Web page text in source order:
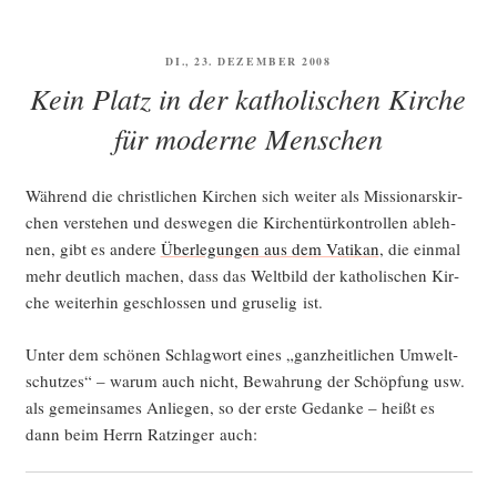
VERÖFFENTLICHT
DI., 23. DEZEMBER 2008
Kein Platz in der katholischen Kirche
für moderne Menschen
Wäh­rend die christ­li­chen Kir­chen sich wei­ter als Mis­sio­nars­kir­
chen ver­ste­hen und des­we­gen die Kir­chen­tür­kon­trol­len ableh­
nen, gibt es ande­re Über­le­gun­gen aus dem Vati­kan, die ein­mal
mehr deut­lich machen, dass das Welt­bild der katho­li­schen Kir­
che wei­ter­hin geschlos­sen und gru­se­lig ist.
Unter dem schö­nen Schlag­wort eines „ganz­heit­li­chen Umwelt­
schut­zes“ – war­um auch nicht, Bewah­rung der Schöp­fung usw.
als gemein­sa­mes Anlie­gen, so der ers­te Gedan­ke – heißt es
dann beim Herrn Ratz­in­ger auch: